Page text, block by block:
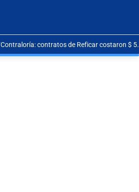
Contraloría: contratos de Reficar costaron $